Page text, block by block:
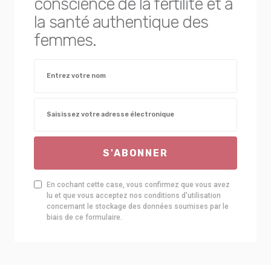
la santé authentique des
femmes.
S'ABONNER
En cochant cette case, vous confirmez que vous avez
lu et que vous acceptez nos conditions d'utilisation
concernant le stockage des données soumises par le
biais de ce formulaire.